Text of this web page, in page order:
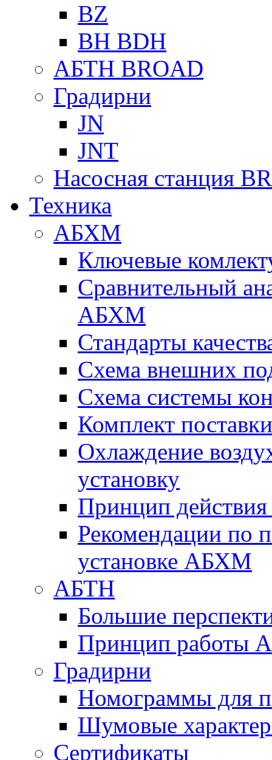
BZ
BH BDH
АБТН BROAD
Градирни
JN
JNT
Насосная станция
Техника
АБХМ
Ключевые
Сравнительный
АБХМ
Стандарты
Схема внешних
Схема системы
Комплект
Охлаждение
установку
Принцип
Рекомендации по
установке АБХМ
АБТН
Большие
Принцип работы
Градирни
Номограммы для
Шумовые
Сертификаты